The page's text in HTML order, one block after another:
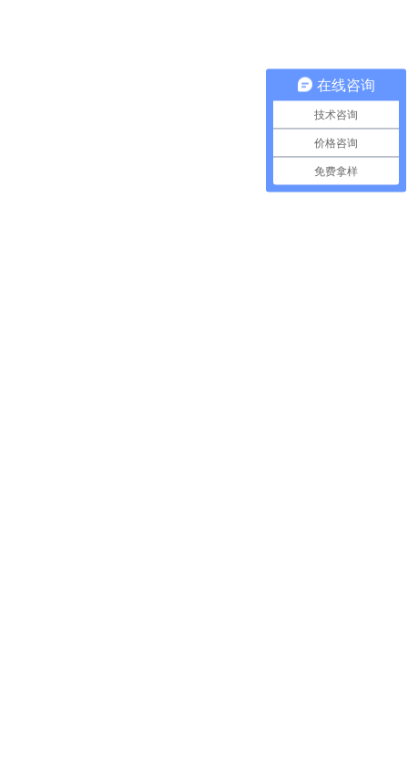
在线咨询
技术咨询
价格咨询
免费拿样